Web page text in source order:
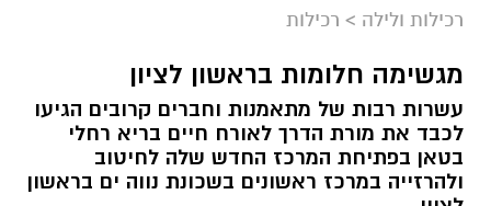
רכילות ולילה > רכילות
מגשימה חלומות בראשון לציון
עשרות רבות של מתאמנות וחברים קרובים הגיעו
לכבד את מורת הדרך לאורח חיים בריא רחלי
בטאן בפתיחת המרכז החדש שלה לחיטוב
ולהרזייה במרכז ראשונים בשכונת נווה ים בראשון